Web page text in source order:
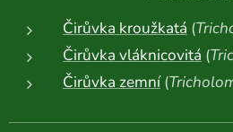
Čirůvka kroužkatá (
Čirůvka vláknicovitá (
Čirůvka zemní(